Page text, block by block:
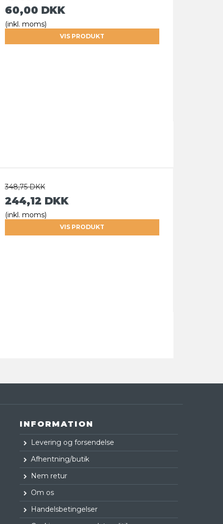
60,00 DKK
(inkl. moms)
VIS PRODUKT
348,75 DKK
244,12 DKK
(inkl. moms)
VIS PRODUKT
INFORMATION
Levering og forsendelse
Afhentning/butik
Nem retur
Om os
Handelsbetingelser